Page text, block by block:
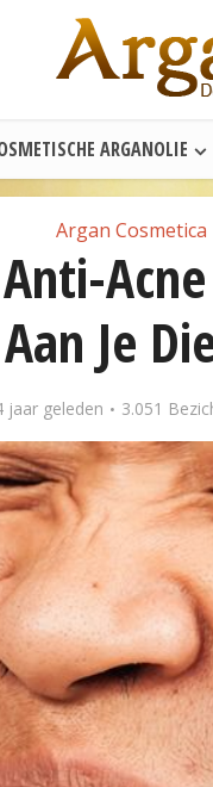
ARGANOLIE
Argan Cosmetica
Aan Je
jaar geleden 3.051